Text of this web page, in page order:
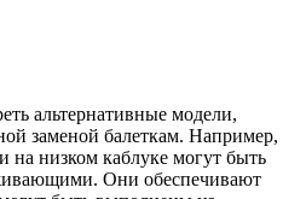
альтернативные модели,
заменой балеткам. Например,
на низком каблуке могут быть
Они обеспечивают